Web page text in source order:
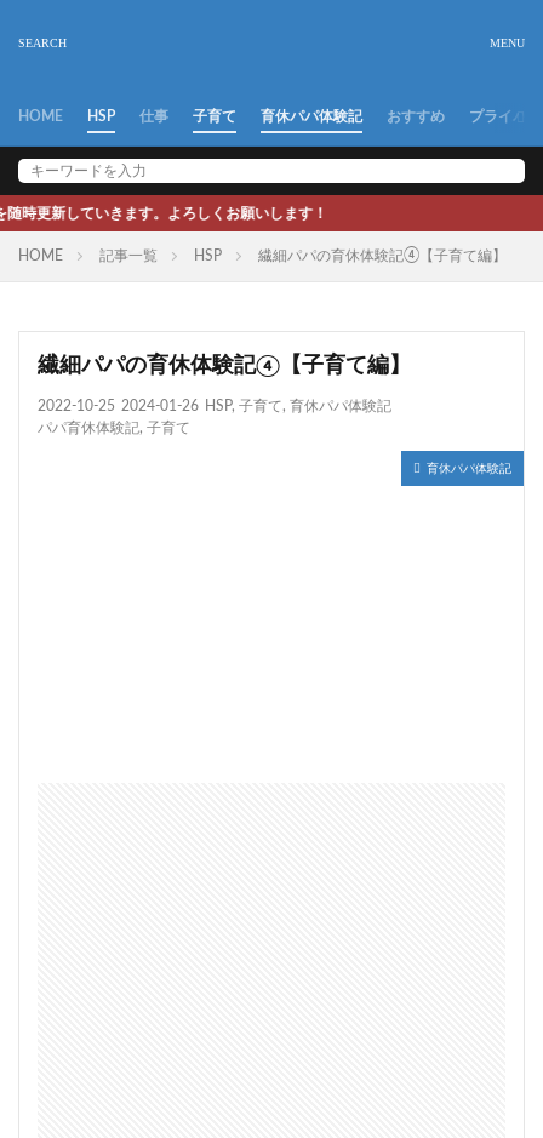
HOME HSP 仕事 子育て 育休パパ体験記 おすすめ プライバ
。よろしくお願いします！
HOME 記事一覧 HSP 繊細パパの育休体験記④【子育て編】
繊細パパの育休体験記④【子育て編】
2022-10-25 2024-01-26 HSP, 子育て, 育休パパ体験記
パパ育休体験記, 子育て
育休パパ体験記